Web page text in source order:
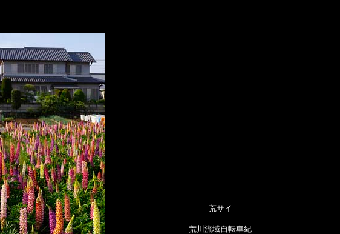
荒サイ
荒川流域自転車紀